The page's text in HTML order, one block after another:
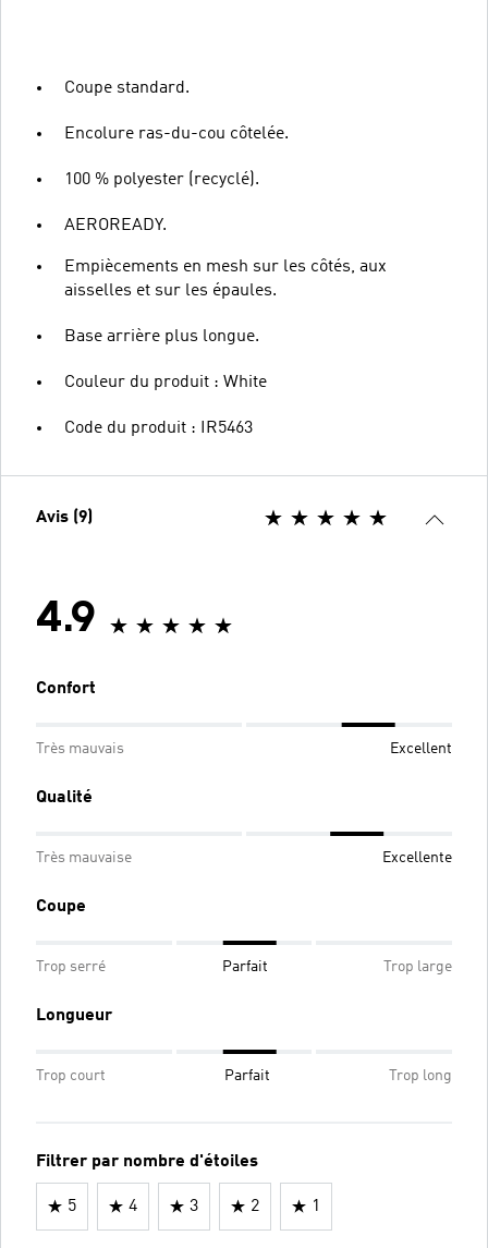
Coupe standard.
Encolure ras-du-cou côtelée.
100 % polyester (recyclé).
AEROREADY.
Empiècements en mesh sur les côtés, aux
aisselles et sur les épaules.
Base arrière plus longue.
Couleur du produit : White
Code du produit : IR5463
Avis (9)
4.9
Confort
Très mauvais Excellent
Qualité
Très mauvaise Excellente
Coupe
Trop serré Parfait Trop large
Longueur
Trop court Parfait Trop long
Filtrer par nombre d'étoiles
5 4 3 2 1